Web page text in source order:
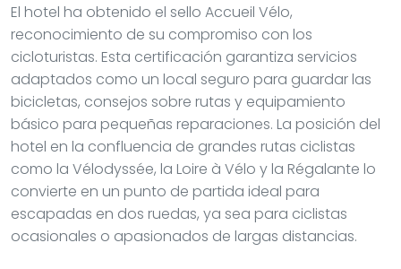
El hotel ha obtenido el sello Accueil Vélo,
reconocimiento de su compromiso con los
cicloturistas. Esta certificación garantiza servicios
adaptados como un local seguro para guardar las
bicicletas, consejos sobre rutas y equipamiento
básico para pequeñas reparaciones. La posición del
hotel en la confluencia de grandes rutas ciclistas
como la Vélodyssée, la Loire à Vélo y la Régalante lo
convierte en un punto de partida ideal para
escapadas en dos ruedas, ya sea para ciclistas
ocasionales o apasionados de largas distancias.